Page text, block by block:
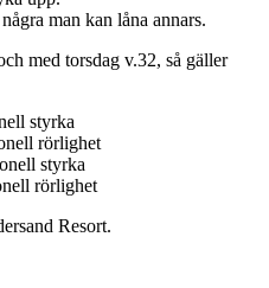
man kan låna annars.
med torsdag v.32, så gäller
styrka
rörlighet
styrka
rörlighet
Resort.